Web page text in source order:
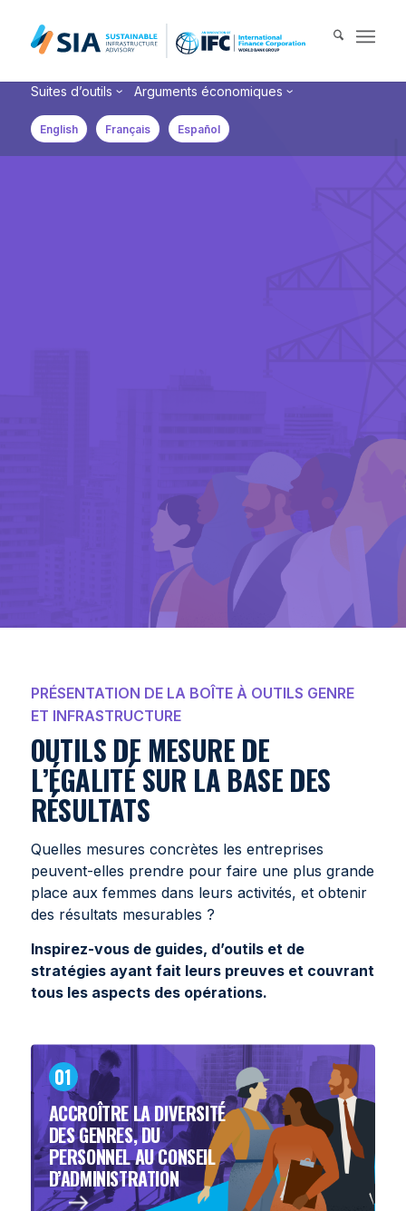
English Français Español
Suites d’outils Arguments économiques
PRÉSENTATION DE LA BOÎTE À OUTILS GENRE
ET INFRASTRUCTURE
OUTILS DE MESURE DE
L’ÉGALITÉ SUR LA BASE DES
RÉSULTATS
Quelles mesures concrètes les entreprises
peuvent-elles prendre pour faire une plus grande
place aux femmes dans leurs activités, et obtenir
des résultats mesurables ?
Inspirez-vous de guides, d’outils et de
stratégies ayant fait leurs preuves et couvrant
tous les aspects des opérations.
01
ACCROÎTRE LA DIVERSITÉ
DES GENRES, DU
PERSONNEL AU CONSEIL
D’ADMINISTRATION
Search for:
When autocomplete results are available use up and down